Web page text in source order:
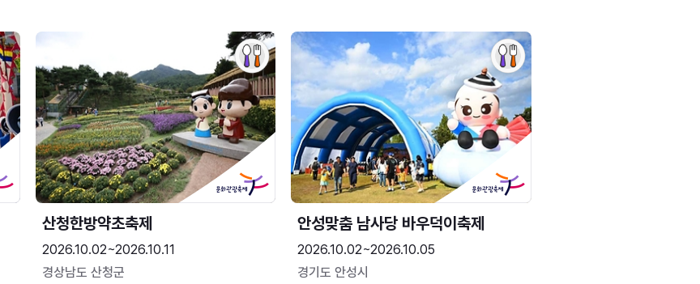
산청한방약초축제
2026.10.02~2026.10.11
경상남도 산청군
안성맞춤 남사당 바우덕이축제
2026.10.02~2026.10.05
경기도 안성시